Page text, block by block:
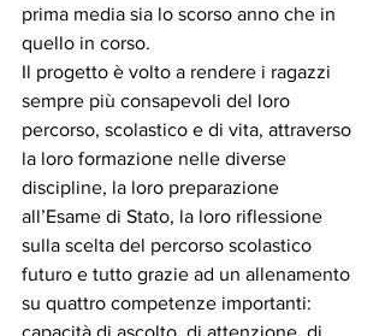
prima media sia lo scorso anno che in
quello in corso.
Il progetto è volto a rendere i ragazzi
sempre più consapevoli del loro
percorso, scolastico e di vita, attraverso
la loro formazione nelle diverse
discipline, la loro preparazione
all’Esame di Stato, la loro riflessione
sulla scelta del percorso scolastico
futuro e tutto grazie ad un allenamento
su quattro competenze importanti:
capacità di ascolto, di attenzione, di